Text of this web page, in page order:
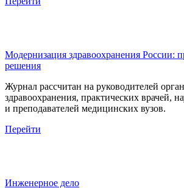
Модернизация здравоохранения России:
решения
Журнал рассчитан на руководителей
здравоохранения, практических врачей,
и преподавателей медицинских вузов.
Перейти
Инженерное дело